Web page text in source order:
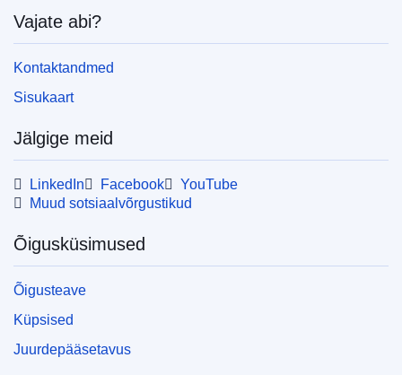
Released on EU publications website:
Vajate abi?
Kontaktandmed
Sisukaart
Jälgige meid
LinkedIn Facebook
YouTube
Muud sotsiaalvõrgustikud
Õigusküsimused
Õigusteave
Küpsised
Juurdepääsetavus